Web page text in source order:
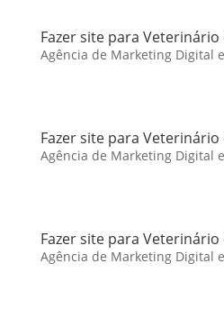
Fazer site para
Agência de Marketing Digital
Fazer site para Veterinário
Agência de Marketing Digital
Fazer site para Veterinário
Agência de Marketing Digital